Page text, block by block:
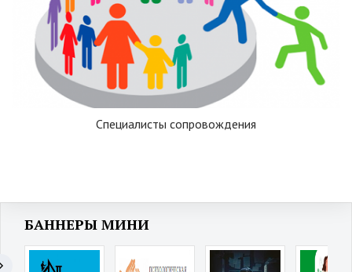
Специалисты сопровождения
БАННЕРЫ МИНИ